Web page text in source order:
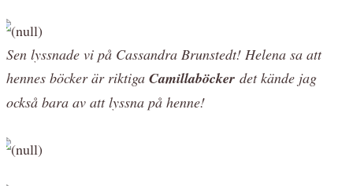
Sen lyssnade vi på Cassandra Brunstedt! Helena sa att
hennes böcker är riktiga Camillaböcker det kände jag
också bara av att lyssna på henne!